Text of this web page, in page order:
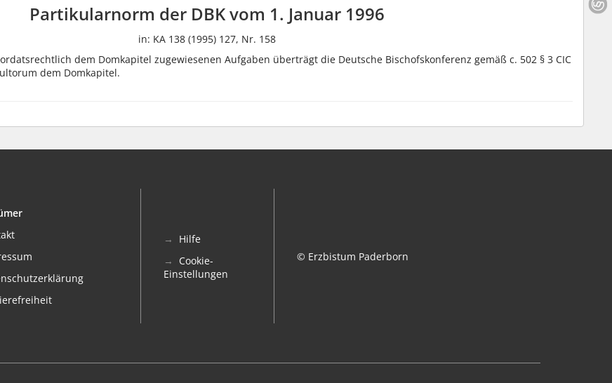
Partikularnorm der DBK vom 1. Januar 1996
in: KA 138 (1995) 127, Nr. 158
dem Domkapitel zugewiesenen Aufgaben überträgt die Deutsche Bischofskonferenz gemäß c. 502 § 3 CIC
dem Domkapitel.
Hilfe
Cookie-
Einstellungen
© Erzbistum Paderborn